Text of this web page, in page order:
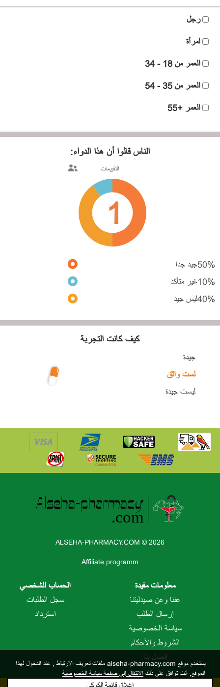
رجل
امرأة
العمر من 18 - 34
العمر من 35 - 54
العمر +55
الناس قالوا أن هذا الدواء:
التقييمات
1
جيد جدا50%
غير متأكد10%
ليس جيد40%
كيف كانت التجربة
جيدة
لست واثق
ليست جيدة
ALSEHA-PHARMACY.COM © 2026
Affiliate programm
معلومات مفيدة
عننا وعن صيدليتنا
إرسال الطلب
سياسة الخصوصية
الشروط والأحكام
اتصل بنا
الحساب الشخصي
سجل الطلبات
استرداد
يستخدم موقع alseha-pharmacy.com ملفات تعريف الارتباط
, عند الدخول لهذا
الموفع, أنت توافق على ذلك الانتقال إلى صفحة سياسة الخصوصية
إغلاق قائمة الكوكي